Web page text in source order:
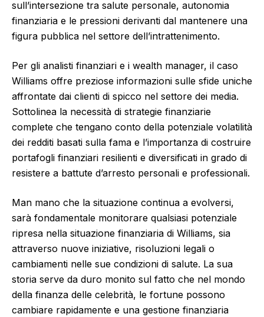
sull’intersezione tra salute personale, autonomia
finanziaria e le pressioni derivanti dal mantenere una
figura pubblica nel settore dell’intrattenimento.
Per gli analisti finanziari e i wealth manager, il caso
Williams offre preziose informazioni sulle sfide uniche
affrontate dai clienti di spicco nel settore dei media.
Sottolinea la necessità di strategie finanziarie
complete che tengano conto della potenziale volatilità
dei redditi basati sulla fama e l’importanza di costruire
portafogli finanziari resilienti e diversificati in grado di
resistere a battute d’arresto personali e professionali.
Man mano che la situazione continua a evolversi,
sarà fondamentale monitorare qualsiasi potenziale
ripresa nella situazione finanziaria di Williams, sia
attraverso nuove iniziative, risoluzioni legali o
cambiamenti nelle sue condizioni di salute. La sua
storia serve da duro monito sul fatto che nel mondo
della finanza delle celebrità, le fortune possono
cambiare rapidamente e una gestione finanziaria